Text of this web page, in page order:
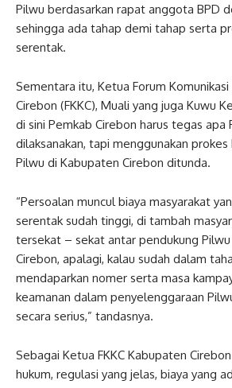
Pilwu berdasarkan rapat anggota BPD
sehingga ada tahap demi tahap serta
serentak.
Sementara itu, Ketua Forum
Cirebon (FKKC), Muali yang juga Kuwu
di sini Pemkab Cirebon harus tegas apa
dilaksanakan, tapi menggunakan
Pilwu di Kabupaten Cirebon ditunda.
“Persoalan muncul biaya masyarakat
serentak sudah tinggi, di tambah
tersekat – sekat antar pendukung
Cirebon, apalagi, kalau sudah dalam
mendaparkan nomer serta masa
keamanan dalam penyelenggaraan
secara serius,” tandasnya.
Sebagai Ketua FKKC Kabupaten
hukum, regulasi yang jelas, biaya yang